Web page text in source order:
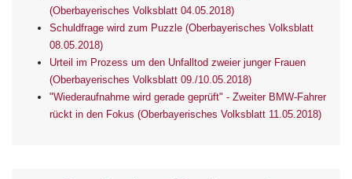
(Oberbayerisches Volksblatt 04.05.2018)
Schuldfrage wird zum Puzzle (Oberbayerisches Volksblatt
08.05.2018)
Urteil im Prozess um den Unfalltod zweier junger Frauen
(Oberbayerisches Volksblatt 09./10.05.2018)
"Wiederaufnahme wird gerade geprüft" - Zweiter BMW-Fahrer
rückt in den Fokus (Oberbayerisches Volksblatt 11.05.2018)